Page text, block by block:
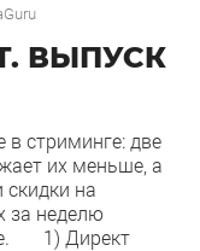
ВЫПУСК
в стриминге: две
их меньше, а
скидки на
за неделю
1) Директ